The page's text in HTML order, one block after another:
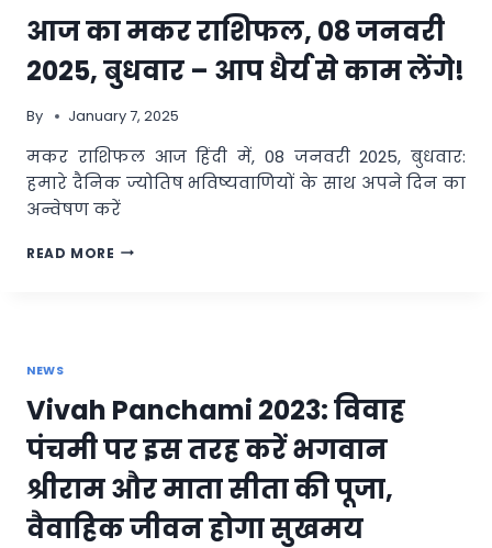
आज
रात
घर-
पधारेंगी
लक्ष्मी,
महालक्ष्मी
पूजन
आज का मकर राशिफल, 08 जनवरी
2025, बुधवार – आप धैर्य से काम लेंगे!
By January 7, 2025
मकर राशिफल आज हिंदी में, 08 जनवरी 2025, बुधवार:
हमारे दैनिक ज्योतिष भविष्यवाणियों के साथ अपने दिन का
अन्वेषण करें
READ MORE आज
–
आप
धैर्य
से
काम
लेंगे!
NEWS
Vivah Panchami 2023: विवाह
पंचमी पर इस तरह करें भगवान
श्रीराम और माता सीता की पूजा,
वैवाहिक जीवन होगा सुखमय